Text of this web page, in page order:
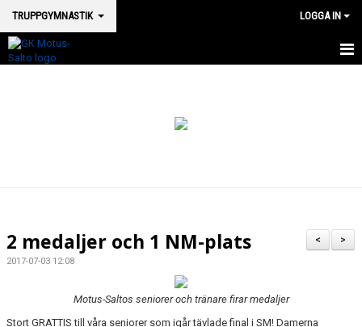
TRUPPGYMNASTIK LOGGA IN
>
<
2 medaljer och 1 NM-plats
2017-07-03 12:08
Motus-Saltos seniorer och tränare firar medaljer
Stort GRATTIS till våra seniorer som igår tävlade final i SM! Damerna